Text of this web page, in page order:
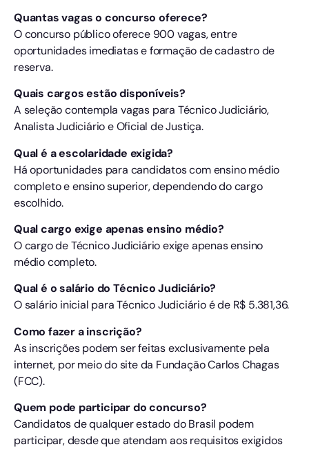
Quantas vagas o concurso oferece?
O concurso público oferece 900 vagas, entre
oportunidades imediatas e formação de cadastro de
reserva.
Quais cargos estão disponíveis?
A seleção contempla vagas para Técnico Judiciário,
Analista Judiciário e Oficial de Justiça.
Qual é a escolaridade exigida?
Há oportunidades para candidatos com ensino médio
completo e ensino superior, dependendo do cargo
escolhido.
Qual cargo exige apenas ensino médio?
O cargo de Técnico Judiciário exige apenas ensino
médio completo.
Qual é o salário do Técnico Judiciário?
O salário inicial para Técnico Judiciário é de R$ 5.381,36.
Como fazer a inscrição?
As inscrições podem ser feitas exclusivamente pela
internet, por meio do site da Fundação Carlos Chagas
(FCC).
Quem pode participar do concurso?
Candidatos de qualquer estado do Brasil podem
participar, desde que atendam aos requisitos exigidos